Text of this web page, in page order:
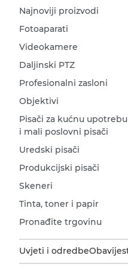
Najnoviji proizvodi
Fotoaparati
Videokamere
Daljinski PTZ
Profesionalni zasloni
Objektivi
Pisači za kućnu upotrebu
i mali poslovni pisači
Uredski pisači
Produkcijski pisači
Skeneri
Tinta, toner i papir
Pronađite trgovinu
Uvjeti i odredbe